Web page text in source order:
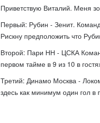
Приветствую Виталий. Меня
Первый: Рубин - Зенит.
Рискну предположить что
Второй: Пари НН - ЦСКА
первом тайме в 9 из 10 в
Третий: Динамо Москва -
здесь как минимум один гол